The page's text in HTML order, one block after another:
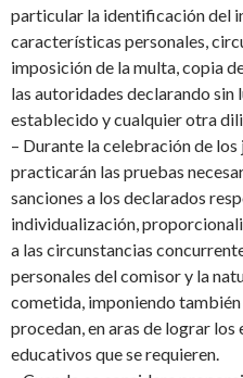
particular la identificación del
características personales,
imposición de la multa, copia
las autoridades declarando sin
establecido y cualquier otra
– Durante la celebración de
practicarán las pruebas
sanciones a los declarados
individualización,
a las circunstancias
personales del comisor y la
cometida, imponiendo también
procedan, en aras de lograr
educativos que se requieren.